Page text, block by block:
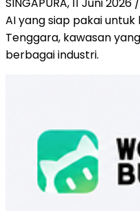
AI yang siap pakai
Tenggara, kawasan
berbagai industri.